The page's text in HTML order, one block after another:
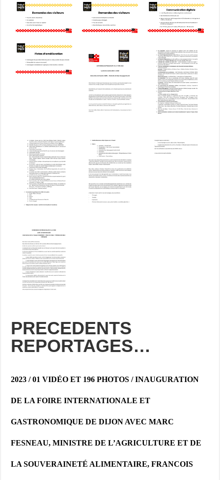
PRECEDENTS
REPORTAGES…
2023 / 01 VIDÉO ET 196 PHOTOS / INAUGURATION
DE LA FOIRE INTERNATIONALE ET
GASTRONOMIQUE DE DIJON AVEC MARC
FESNEAU, MINISTRE DE L’AGRICULTURE ET DE
LA SOUVERAINETÉ ALIMENTAIRE, FRANCOIS